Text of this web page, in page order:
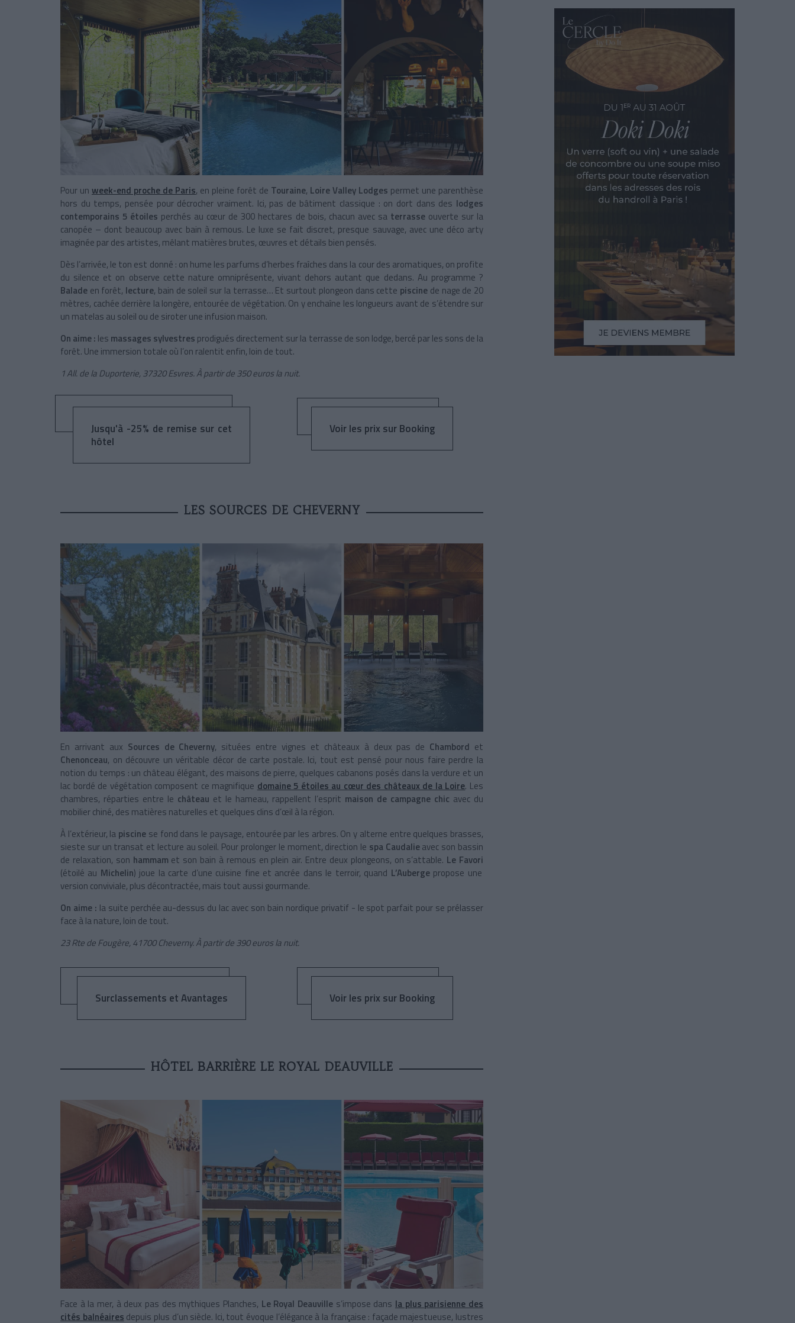
Pour un week-end proche de Paris, en pleine forêt de Touraine, Loire Valley Lodges permet une parenthèse
hors du temps, pensée pour décrocher vraiment. Ici, pas de bâtiment classique : on dort dans des lodges
contemporains 5 étoiles perchés au cœur de 300 hectares de bois, chacun avec sa terrasse ouverte sur la
canopée – dont beaucoup avec bain à remous. Le luxe se fait discret, presque sauvage, avec une déco arty
imaginée par des artistes, mêlant matières brutes, œuvres et détails bien pensés.
Dès l’arrivée, le ton est donné : on hume les parfums d’herbes fraîches dans la cour des aromatiques, on profite
du silence et on observe cette nature omniprésente, vivant dehors autant que dedans. Au programme ?
Balade en forêt, lecture, bain de soleil sur la terrasse… Et surtout plongeon dans cette piscine de nage de 20
mètres, cachée derrière la longère, entourée de végétation. On y enchaîne les longueurs avant de s’étendre sur
un matelas au soleil ou de siroter une infusion maison.
On aime : les massages sylvestres prodigués directement sur la terrasse de son lodge, bercé par les sons de la
forêt. Une immersion totale où l’on ralentit enfin, loin de tout.
1 All. de la Duporterie, 37320 Esvres. À partir de 350 euros la nuit.
Jusqu'à -25% de remise sur cet
hôtel
Voir les prix sur Booking
LES SOURCES DE CHEVERNY
En arrivant aux Sources de Cheverny, situées entre vignes et châteaux à deux pas de Chambord et
Chenonceau, on découvre un véritable décor de carte postale. Ici, tout est pensé pour nous faire perdre la
notion du temps : un château élégant, des maisons de pierre, quelques cabanons posés dans la verdure et un
lac bordé de végétation composent ce magnifique domaine 5 étoiles au cœur des châteaux de la Loire. Les
chambres, réparties entre le château et le hameau, rappellent l’esprit maison de campagne chic avec du
mobilier chiné, des matières naturelles et quelques clins d’œil à la région.
À l’extérieur, la piscine se fond dans le paysage, entourée par les arbres. On y alterne entre quelques brasses,
sieste sur un transat et lecture au soleil. Pour prolonger le moment, direction le spa Caudalieavec son bassin
de relaxation, son hammam et son bain à remous en plein air. Entre deux plongeons, on s’attable. Le Favori
(étoilé au Michelin) joue la carte d’une cuisine fine et ancrée dans le terroir, quand L’Auberge propose une
version conviviale, plus décontractée, mais tout aussi gourmande.
On aime : la suite perchée au-dessus du lac avec son bain nordique privatif - le spot parfait pour se prélasser
face à la nature, loin de tout.
23 Rte de Fougère, 41700 Cheverny. À partir de 390 euros la nuit.
Surclassements et Avantages Voir les prix sur Booking
HÔTEL BARRIÈRE LE ROYAL DEAUVILLE
Face à la mer, à deux pas des mythiques Planches, Le Royal Deauville s’impose dans la plus parisienne des
cités balnéaires depuis plus d’un siècle. Ici, tout évoque l’élégance à la française : façade majestueuse, lustres